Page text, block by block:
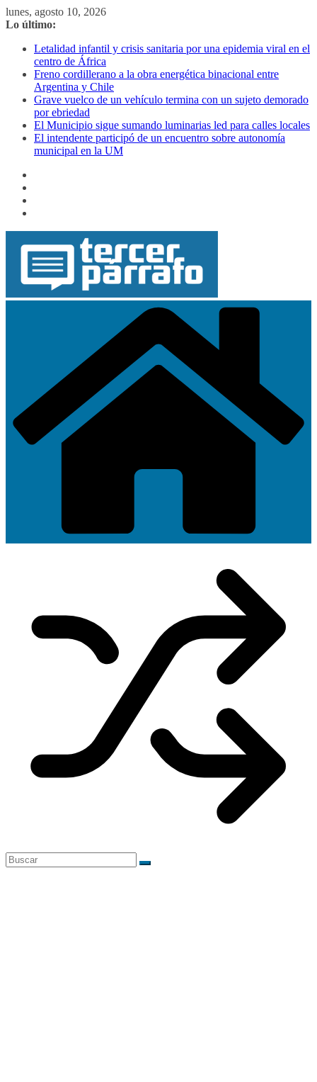
Saltar
al
lunes, agosto 10, 2026
Lo último:
Letalidad infantil y crisis sanitaria por una epidemia viral en el
centro de África
Freno cordillerano a la obra energética binacional entre
Argentina y Chile
Grave vuelco de un vehículo termina con un sujeto demorado
por ebriedad
El Municipio sigue sumando luminarias led para calles locales
El intendente participó de un encuentro sobre autonomía
municipal en la UM